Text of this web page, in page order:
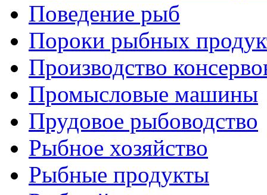
Поведение рыб
Пороки рыбных
Производство
Промысловые машины
Прудовое рыбоводство
Рыбное хозяйство
Рыбные продукты